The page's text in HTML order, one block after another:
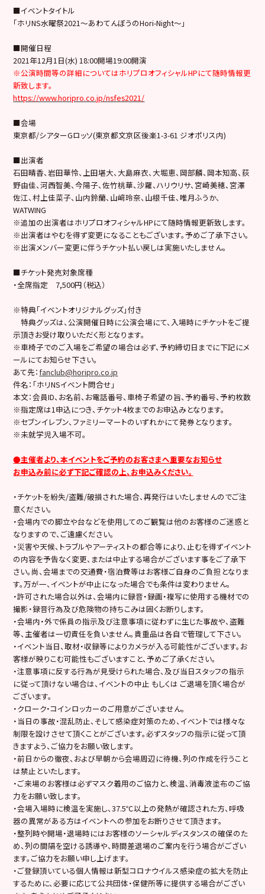
■イベントタイトル
「ホリNS水曜祭2021～あわてんぼうのHori-Night～」
■開催日程
2021年12月1日(水) 18:00開場19:00開演
※公演時間等の詳細についてはホリプロオフィシャルHPにて随時情報更
新致します。
https://www.horipro.co.jp/nsfes2021/
■会場
東京都/シアターGロッソ(東京都文京区後楽1-3-61 ジオポリス内)
■出演者
石田晴香、岩田華怜、上田堪大、大島麻衣、大堀恵、岡部麟、岡本知高、荻
野由佳、河西智美、今陽子、佐竹桃華、沙羅、ハリウリサ、宮崎美穂、宮澤
佐江、村上佳菜子、山内鈴蘭、山﨑玲奈、山根千佳、唯月ふうか、
WATWING
※追加の出演者はホリプロオフィシャルHPにて随時情報更新致します。
※出演者はやむを得ず変更になることもございます。予めご了承下さい。
※出演メンバー変更に伴うチケット払い戻しは実施いたしません。
■チケット発売対象席種
・全席指定 7,500円（税込）
※特典「イベントオリジナルグッズ」付き
特典グッズは、公演開催日時に公演会場にて、入場時にチケットをご提
示頂きお受け取りいただく形となります。
※車椅子でのご入場をご希望の場合は必ず、予約締切日までに下記にメ
ールにてお知らせ下さい。
あて先： fanclub@horipro.co.jp
件名：「ホリNSイベント問合せ」
本文：会員ID、お名前、お電話番号、車椅子希望の旨、予約番号、予約枚数
※指定席は1申込につき、チケット4枚までのお申込みとなります。
※セブンイレブン、ファミリーマートのいずれかにて発券となります。
※未就学児入場不可。
●主催者より、本イベントをご予約のお客さまへ重要なお知らせ
お申込み前に必ず下記ご確認の上、お申込みください。
・チケットを紛失/盗難/破損された場合、再発行はいたしませんのでご注
意ください。
・会場内での脚立や台などを使用してのご観覧は他のお客様のご迷惑と
なりますので、ご遠慮ください。
・災害や天候、トラブルやアーティストの都合等により、止むを得ずイベント
の内容を予告なく変更、または中止する場合がございます事をご了承下
さい。尚、会場までの交通費・宿泊費等はお客様ご自身のご負担となりま
す。万が一、イベントが中止になった場合でも条件は変わりません。
・許可された場合以外は、会場内に録音・録画・複写に使用する機材での
撮影・録音行為及び危険物の持ちこみは固くお断りします。
・会場内・外で係員の指示及び注意事項に従わずに生じた事故や、盗難
等、主催者は一切責任を負いません。貴重品は各自で管理して下さい。
・イベント当日、取材・収録等によりカメラが入る可能性がございます。お
客様が映りこむ可能性もございますこと、予めご了承ください。
・注意事項に反する行為が見受けられた場合、及び当日スタッフの指示
に従って頂けない場合は、イベントの中止 もしくは ご退場を頂く場合が
ございます。
・クローク・コインロッカーのご用意がございません。
・当日の事故・混乱防止、そして感染症対策のため、イベントでは様々な
制限を設けさせて頂くことがございます。必ずスタッフの指示に従って頂
きますよう、ご協力をお願い致します。
・前日からの徹夜、および早朝から会場周辺に待機、列の作成を行うこと
は禁止といたします。
・ご来場のお客様は必ずマスク着用のご協力と、検温、消毒液塗布のご協
力をお願い致します。
・会場入場時に検温を実施し、37.5℃以上の発熱が確認された方、呼吸
器の異常がある方はイベントへの参加をお断りさせて頂きます。
・整列時や開場・退場時にはお客様のソーシャルディスタンスの確保のた
め、列の間隔を空ける誘導や、時間差退場のご案内を行う場合がござい
ます。ご協力をお願い申し上げます。
・ご登録頂いている個人情報は新型コロナウイルス感染症の拡大を防止
するために、必要に応じて公共団体・保健所等に提供する場合がござい